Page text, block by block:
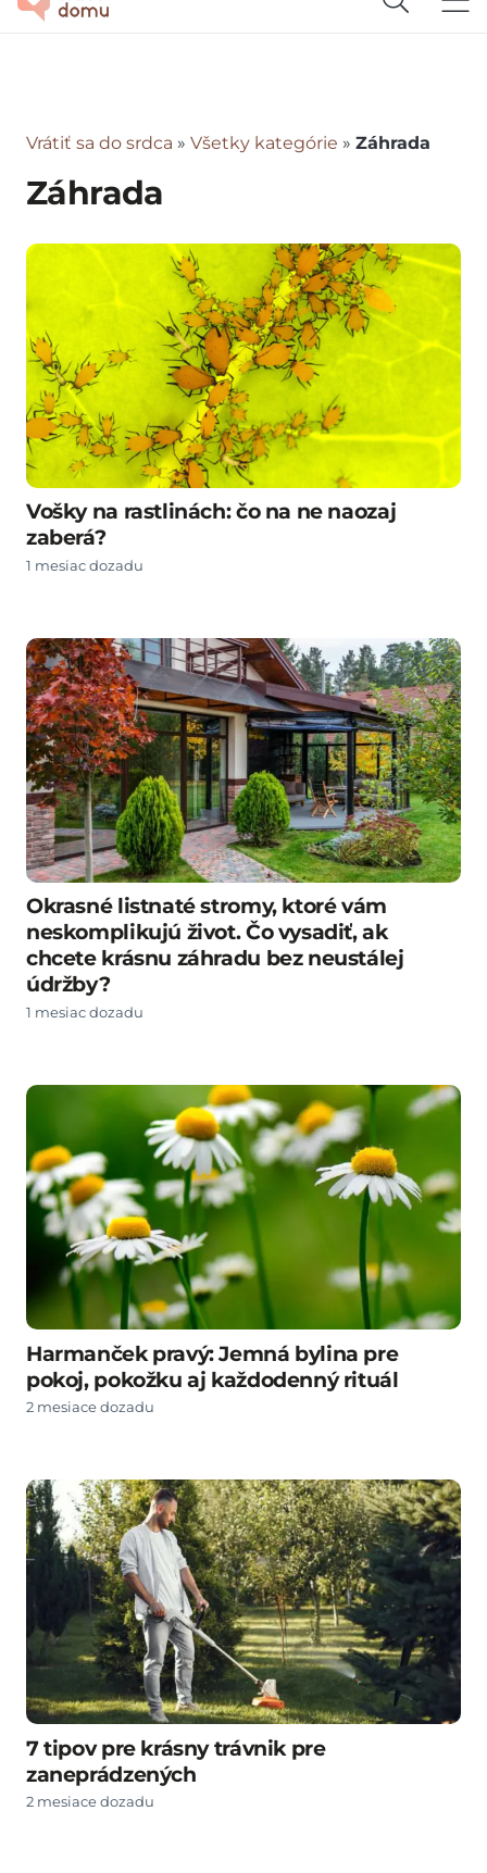
Vrátiť sa do srdca » Všetky kategórie » Záhrada
Záhrada
Vošky na rastlinách: čo na ne naozaj
zaberá?
1 mesiac dozadu
Okrasné listnaté stromy, ktoré vám
neskomplikujú život. Čo vysadiť, ak
chcete krásnu záhradu bez neustálej
údržby?
1 mesiac dozadu
Harmanček pravý: Jemná bylina pre
pokoj, pokožku aj každodenný rituál
2 mesiace dozadu
7 tipov pre krásny trávnik pre
zaneprádzených
2 mesiace dozadu